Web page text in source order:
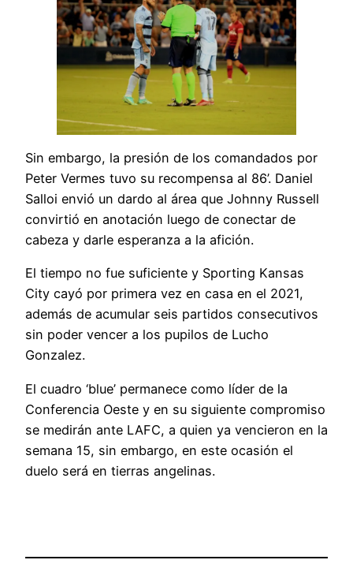
Sin embargo, la presión de los comandados por
Peter Vermes tuvo su recompensa al 86’. Daniel
Salloi envió un dardo al área que Johnny Russell
convirtió en anotación luego de conectar de
cabeza y darle esperanza a la afición.
El tiempo no fue suficiente y Sporting Kansas
City cayó por primera vez en casa en el 2021,
además de acumular seis partidos consecutivos
sin poder vencer a los pupilos de Lucho
Gonzalez.
El cuadro ‘blue’ permanece como líder de la
Conferencia Oeste y en su siguiente compromiso
se medirán ante LAFC, a quien ya vencieron en la
semana 15, sin embargo, en este ocasión el
duelo será en tierras angelinas.